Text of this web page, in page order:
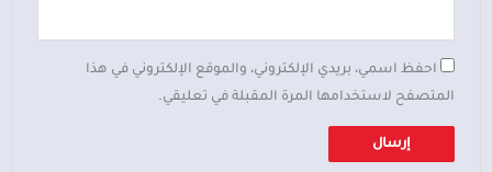
احفظ اسمي، بريدي الإلكتروني، والموقع الإلكتروني في هذا
المتصفح لاستخدامها المرة المقبلة في تعليقي.